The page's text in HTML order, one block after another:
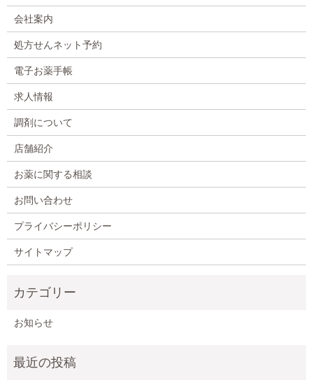
会社案内
処方せんネット予約
電子お薬手帳
求人情報
調剤について
店舗紹介
お薬に関する相談
お問い合わせ
プライバシーポリシー
サイトマップ
お知らせ